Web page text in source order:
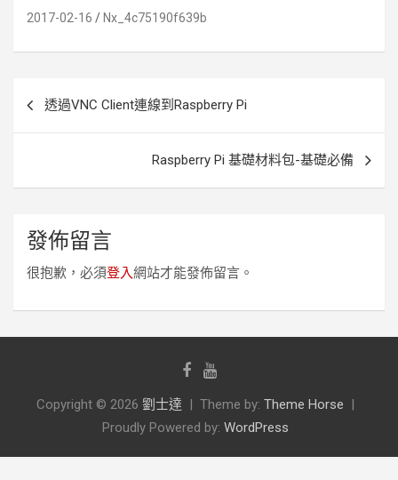
2017-02-16 Nx_4c75190f639b
透過VNC Client連線到Raspberry Pi
Raspberry Pi 基礎材料包-基礎必備
發佈留言
很抱歉，必須登入網站才能發佈留言。
Copyright © 2026 劉士達 Theme by: Theme Horse
Proudly Powered by: WordPress